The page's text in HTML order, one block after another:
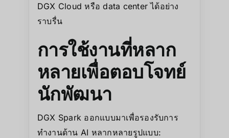
DGX Cloud หรือ data center ได้อย่าง
ราบรื่น
การใช้งานที่หลาก
หลายเพื่อตอบโจทย์
นักพัฒนา
DGX Spark ออกแบบมาเพื่อรองรับการ
ทำงานด้าน AI หลากหลายรูปแบบ: